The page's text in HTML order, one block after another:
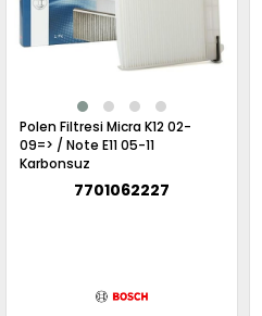
Polen Filtresi Micra K12 02-
09=> / Note E11 05-11
Karbonsuz
7701062227